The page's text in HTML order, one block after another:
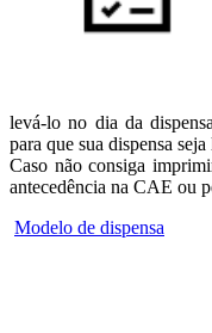
levá-lo no dia da
para que sua dispensa seja
Caso não consiga
antecedência na CAE ou
Modelo de dispensa